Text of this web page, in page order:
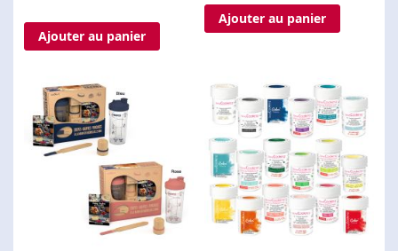
Ajouter au panier
Ajouter au panier